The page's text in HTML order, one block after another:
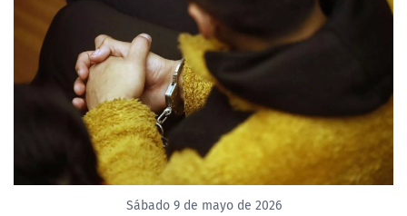
ACTUALIDAD Y TENDENCIAS
CORPORATIVO Y TRANSPARENCIA
CANAL DE DENUNCIAS
ÁREA DE PROYECTOS
Sábado 9 de mayo de 2026